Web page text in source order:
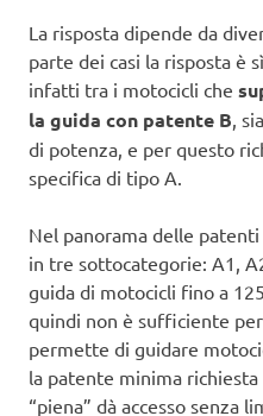
La risposta dipende da
parte dei casi la risposta è
infatti tra i motocicli che
la guida con patente B,
di potenza, e per questo
specifica di tipo A.
Nel panorama delle
in tre sottocategorie: A1,
guida di motocicli fino a
quindi non è sufficiente
permette di guidare
la patente minima
“piena” dà accesso senza